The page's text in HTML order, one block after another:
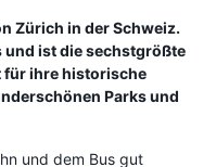
Zürich in der Schweiz.
und ist die sechstgrößte
für ihre historische
Parks und
und dem Bus gut